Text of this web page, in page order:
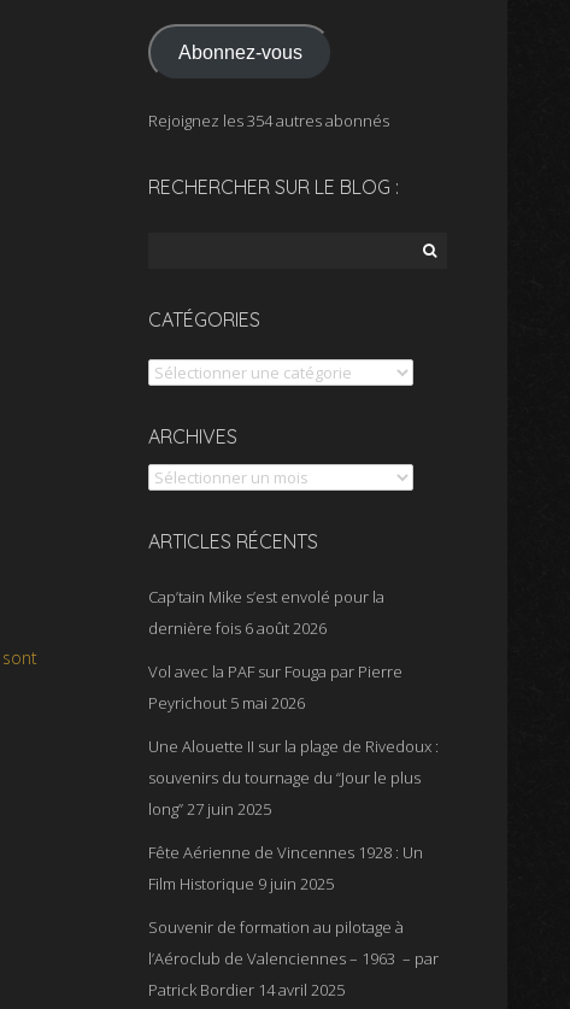
mail
Abonnez-vous
Rejoignez les 354 autres abonnés
RECHERCHER SUR LE BLOG :
CATÉGORIES
Catégories
ARCHIVES
Archives
ARTICLES RÉCENTS
Cap’tain Mike s’est envolé pour la
dernière fois 6 août 2026
Vol avec la PAF sur Fouga par Pierre
Peyrichout 5 mai 2026
Une Alouette II sur la plage de Rivedoux :
souvenirs du tournage du “Jour le plus
long”27 juin 2025
Fête Aérienne de Vincennes 1928 : Un
Film Historique 9 juin 2025
Souvenir de formation au pilotage à
l’Aéroclub de Valenciennes – 1963 – par
Patrick Bordier 14 avril 2025